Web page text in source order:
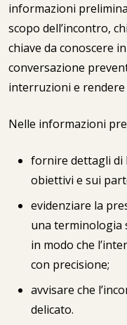
informazioni
scopo dell’incontro,
chiave da conoscere
conversazione
interruzioni e rendere
Nelle informazioni
fornire dettagli di
obiettivi e sui
evidenziare la
una terminologia
in modo che
con precisione;
avvisare che
delicato.